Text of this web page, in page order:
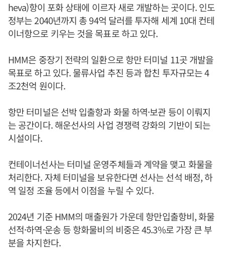
heva)항이 포화 상태에 이르자 새로 개발하는 곳이다. 인도
정부는 2040년까지 총 94억 달러를 투자해 세계 10대 컨테
이너항으로 키우는 것을 목표로 하고 있다.
HMM은 중장기 전략의 일환으로 항만 터미널 11곳 개발을
목표로 하고 있다. 물류사업 추진 등과 합친 투자규모는 4
조2천억 원이다.
항만 터미널은 선박 입출항과 화물 하역·보관 등이 이뤄지
는 공간이다. 해운선사의 사업 경쟁력 강화의 기반이 되는
시설이다.
컨테이너선사는 터미널 운영주체들과 계약을 맺고 화물을
처리한다. 자체 터미널을 보유한다면 선사는 선석 배정, 하
역 일정 조율 등에서 이점을 누릴 수 있다.
2024년 기준 HMM의 매출원가 가운데 항만입출항비, 화물
선적·하역·운송 등 항화물비의 비중은 45.3%로 가장 큰 부
분을 차지한다.